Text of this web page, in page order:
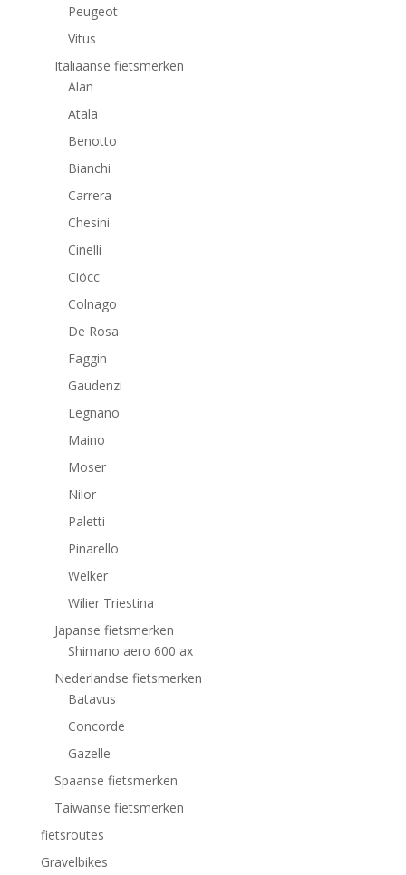
Peugeot
Vitus
Italiaanse fietsmerken
Alan
Atala
Benotto
Bianchi
Carrera
Chesini
Cinelli
Ciöcc
Colnago
De Rosa
Faggin
Gaudenzi
Legnano
Maino
Moser
Nilor
Paletti
Pinarello
Welker
Wilier Triestina
Japanse fietsmerken
Shimano aero 600 ax
Nederlandse fietsmerken
Batavus
Concorde
Gazelle
Spaanse fietsmerken
Taiwanse fietsmerken
fietsroutes
Gravelbikes